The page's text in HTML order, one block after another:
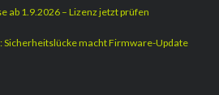
ab 1.9.2026 – Lizenz jetzt prüfen
Sicherheitslücke macht Firmware-Update